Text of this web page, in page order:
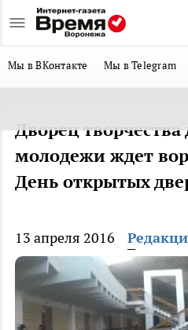
Мы в ВКонтакте Мы в Telegram
Дворец творчества
молодежи ждет
День открытых
13 апреля 2016